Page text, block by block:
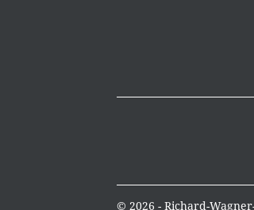
© 2026 - Richard-